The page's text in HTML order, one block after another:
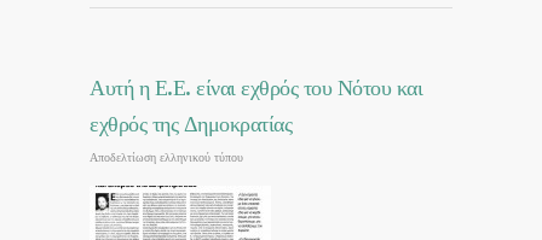
Αυτή η Ε.Ε. είναι εχθρός του Νότου και
εχθρός της Δημοκρατίας
Αποδελτίωση ελληνικού τύπου